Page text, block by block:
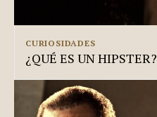
CURIOSIDADES
¿QUÉ ES UN HIPSTER?